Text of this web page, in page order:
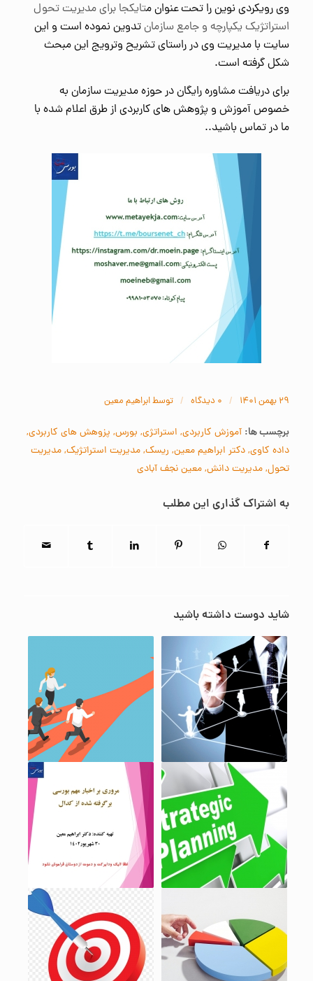
وی رویکردی نوین را تحت عنوان متایکجا برای مدیریت تحول
استراتژیک یکپارچه و جامع سازمانتدوین نموده است و این
سایت با مدیریت وی در راستای تشریح وترویج این مبحث
شکل گرفته است.
برای دریافت مشاوره رایگان در حوزه مدیریت سازمان به
خصوص آموزش و پژوهش های کاربردی از طرق اعلام شده با
ما در تماس باشید..
۲۹ بهمن ۱۴۰۱ / ۰ دیدگاه‌ / توسطابراهیم معین
برچسب ها: آموزش کاربردی, استراتژی, بورس, پزوهش های کاربردی,
داده کاوی,دکتر ابراهیم معین, ریسک,مدیریت استراتژیک,مدیریت
تحول,مدیریت دانش,معین نجف آبادی
به اشتراک گذاری این مطلب
شاید دوست داشته باشید